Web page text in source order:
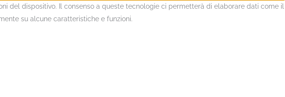
del dispositivo. Il consenso a queste tecnologie ci permetterà di elaborare dati come il
su alcune caratteristiche e funzioni.